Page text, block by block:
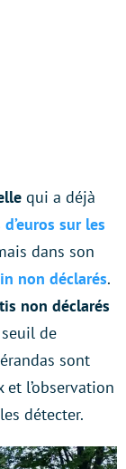
qui a déjà
sur les
dans son
non déclarés.
non déclarés
de
sont
l’observation
détecter.